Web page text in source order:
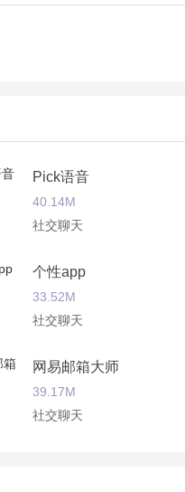
Pick语音
40.14M
社交聊天
个性app
33.52M
社交聊天
网易邮箱大师
39.17M
社交聊天